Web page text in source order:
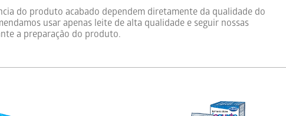
do produto acabado dependem diretamente da qualidade do
usar apenas leite de alta qualidade e seguir nossas
a preparação do produto.